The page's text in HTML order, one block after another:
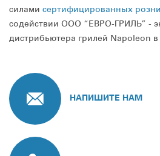
силами сертифицированных
содействии ООО “ЕВРО-ГРИЛЬ” -
дистрибьютера грилей Napoleon
НАПИШИТЕ НАМ